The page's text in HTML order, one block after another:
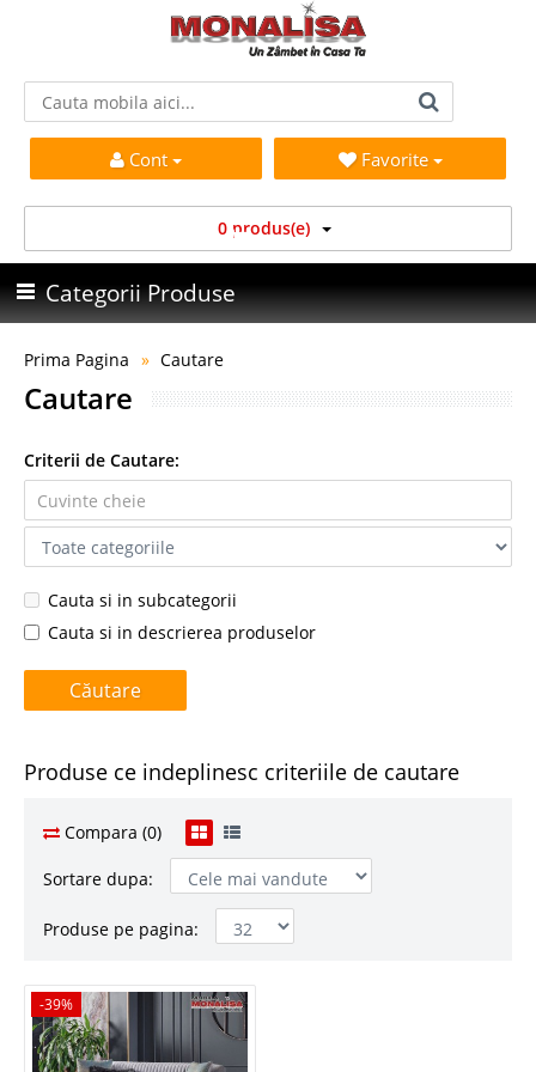
Cont Favorite
0 produs(e)
Categorii Produse
Prima Pagina Cautare
Cautare
Criterii de Cautare:
Cauta si in subcategorii
Cauta si in descrierea produselor
Produse ce indeplinesc criteriile de cautare
Compara (0)
Sortare dupa:
Produse pe pagina:
-39%
-39%